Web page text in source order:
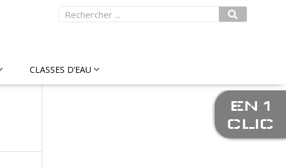
Rechercher
CLASSES D’EAU
EN 1
CLIC